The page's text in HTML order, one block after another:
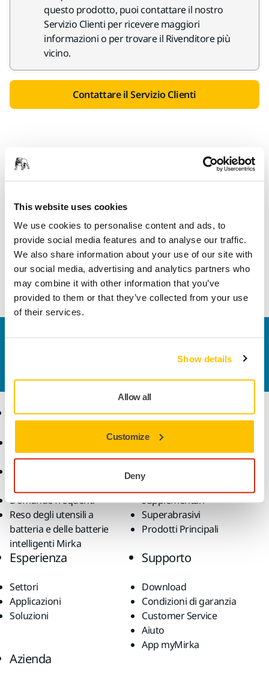
This website uses cookies
We use cookies to personalise content and ads, to
provide social media features and to analyse our traffic.
We also share information about your use of our site with
our social media, advertising and analytics partners who
may combine it with other information that you’ve
provided to them or that they’ve collected from your use
of their services.
Show details
Allow all
Customize
Deny
questo prodotto, puoi contattare il nostro
Servizio Clienti per ricevere maggiori
informazioni o per trovare il Rivenditore più
vicino.
Contattare il Servizio Clienti
Adatto per la carteggiatura manuale o leggera a macchina,
Hiomant offre una efficace rimozione di materiale e ottimi
risultati di levigatura, combinati con una lunga durata,
grazie all'eccellente resistenza all'usura e ad un intasamento
minimo.
e il nostro team di
Ecommerce
generali di vendita
Domande frequenti
Reso degli utensili a
batteria e delle batterie
intelligenti Mirka
Prodotti
Utensili
Levigatura senza polvere
Abrasivi e lucidanti
supplementari
Superabrasivi
Prodotti Principali
Esperienza
Settori
Applicazioni
Soluzioni
Supporto
Download
Condizioni di garanzia
Customer Service
Aiuto
App myMirka
Azienda